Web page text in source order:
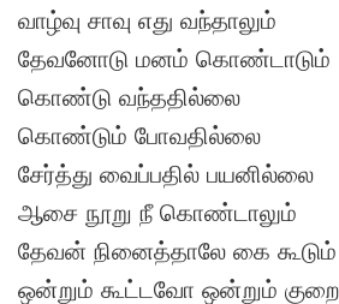
வாழ்வு சாவு எது வந்தாலும்
தேவனோடு மனம் கொண்டாடும்
கொண்டு வந்ததில்லை
கொண்டும் போவதில்லை
சேர்த்து வைப்பதில் பயனில்லை
ஆசை நூறு நீ கொண்டாலும்
தேவன் நினைத்தாலே கை கூடும்
ஒன்றும் கூட்டவோ ஒன்றும்